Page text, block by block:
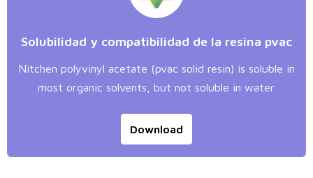
Solubilidad y compatibilidad de la resina pvac
Nitchen polyvinyl acetate (pvac solid resin) is soluble in
most organic solvents, but not soluble in water.
Download